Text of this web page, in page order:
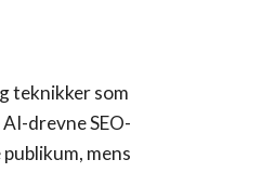
teknikker som
drevne SEO-
mens